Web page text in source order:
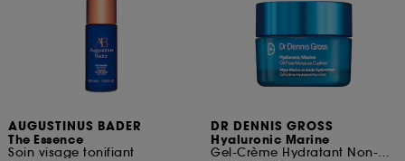
AUGUSTINUS BADER
The Essence
Soin visage tonifiant
DR DENNIS GROSS
Hyaluronic Marine
Gel-Crème Hydratant Non-Gras